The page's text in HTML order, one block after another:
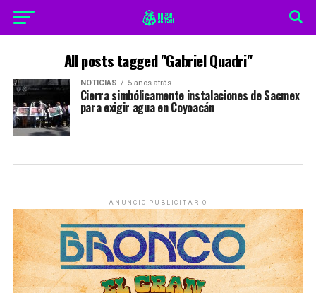
All posts tagged "Gabriel Quadri"
NOTICIAS 5 años atrás
Cierra simbólicamente instalaciones de Sacmex
para exigir agua en Coyoacán
ANUNCIO PUBLICITARIO